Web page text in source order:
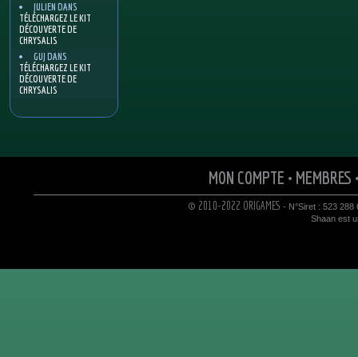
JULIEN DANS
TÉLÉCHARGEZ LE KIT
DÉCOUVERTE DE
CHRYSALIS
GUJ DANS
TÉLÉCHARGEZ LE KIT
DÉCOUVERTE DE
CHRYSALIS
MON COMPTE • MEMBRES
© 2010-2022 ORIGAMES - N°Siret : 523 288
Shaan est